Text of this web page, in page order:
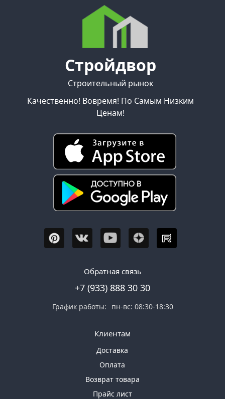
Стройдвор
Строительный рынок
Качественно! Вовремя! По Самым Низким
Ценам!
Обратная связь
+7 (933) 888 30 30
График работы: пн-вс: 08:30-18:30
Клиентам
Доставка
Оплата
Возврат товара
Прайс лист